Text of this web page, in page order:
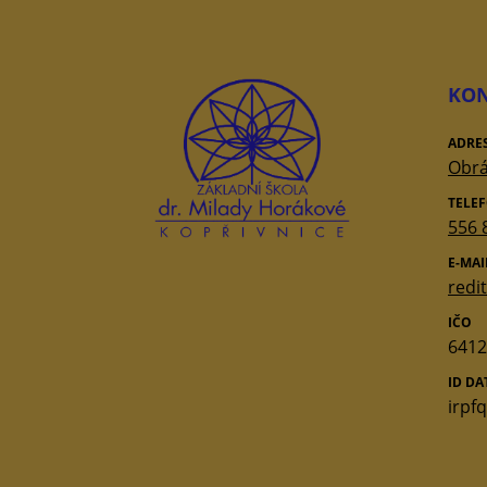
556
E-
IČO
ID